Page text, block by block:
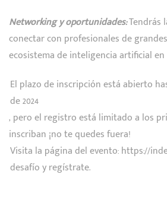
Networking y oportunidades:Tendrás
conectar con profesionales de
ecosistema de inteligencia artificial en
El plazo de inscripción está abierto
de 2024
, pero el registro está limitado a los
inscriban ¡no te quedes fuera!
Visita la página del evento: https://
desafío y regístrate.